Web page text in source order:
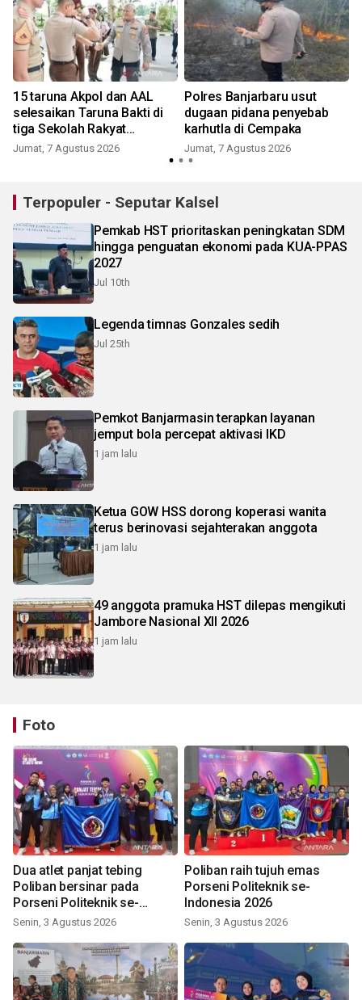
15 taruna Akpol dan AAL
selesaikan Taruna Bakti di
tiga Sekolah Rakyat
Banjarbaru
Jumat, 7 Agustus 2026
Polres Banjarbaru usut
dugaan pidana penyebab
karhutla di Cempaka
Jumat, 7 Agustus 2026
Terpopuler - Seputar Kalsel
Pemkab HST prioritaskan peningkatan SDM
hingga penguatan ekonomi pada KUA-PPAS
2027
Jul 10th
Legenda timnas Gonzales sedih
Jul 25th
Pemkot Banjarmasin terapkan layanan
jemput bola percepat aktivasi IKD
1 jam lalu
Ketua GOW HSS dorong koperasi wanita
terus berinovasi sejahterakan anggota
1 jam lalu
49 anggota pramuka HST dilepas mengikuti
Jambore Nasional XII 2026
1 jam lalu
Foto
Dua atlet panjat tebing
Poliban bersinar pada
Porseni Politeknik se-
Indonesia 2026
Senin, 3 Agustus 2026
Poliban raih tujuh emas
Porseni Politeknik se-
Indonesia 2026
Senin, 3 Agustus 2026